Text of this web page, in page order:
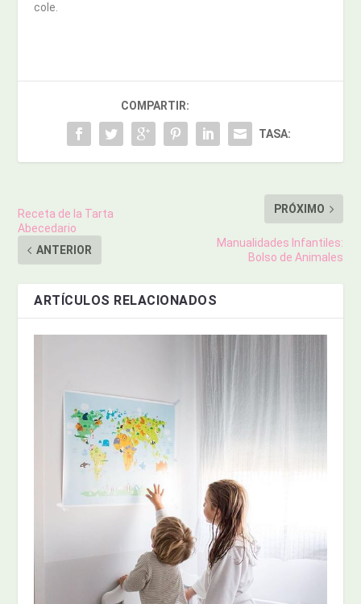
cole.
COMPARTIR:
TASA:
Receta de la Tarta
Abecedario
ANTERIOR
PRÓXIMO
Manualidades Infantiles:
Bolso de Animales
ARTÍCULOS RELACIONADOS